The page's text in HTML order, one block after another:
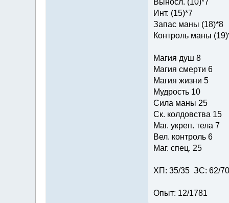
Выносл. (10)*7
Инт. (15)*7
Запас маны (18)*8
Контроль маны
Магия душ 8
Магия смерти 6
Магия жизни 5
Мудрость 10
Сила маны 25
Ск. колдовства 15
Маг. укреп. тела 7
Вел. контроль 6
Маг. спец. 25
ХП: 35/35 ЗС: 62/
Опыт: 12/1781